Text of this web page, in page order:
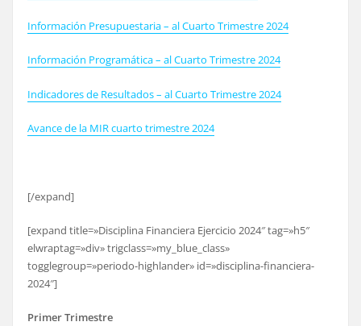
Información Presupuestaria – al Cuarto Trimestre 2024
Información Programática – al Cuarto Trimestre 2024
Indicadores de Resultados – al Cuarto Trimestre 2024
Avance de la MIR cuarto trimestre 2024
[/expand]
[expand title=»Disciplina Financiera Ejercicio 2024″ tag=»h5″
elwraptag=»div» trigclass=»my_blue_class»
togglegroup=»periodo-highlander» id=»disciplina-financiera-
2024″]
Primer Trimestre